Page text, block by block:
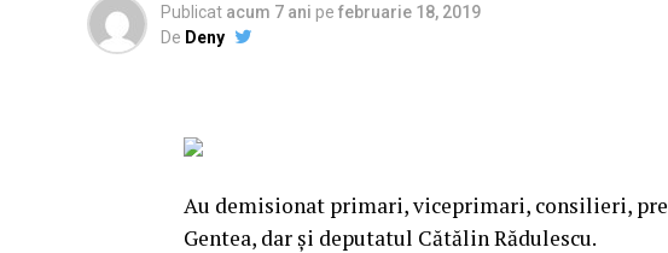
Publicat acum 7 ani pe februarie 18, 2019
De Deny
Au demisionat primari, viceprimari, consilieri,
Gentea, dar şi deputatul Cătălin Rădulescu.